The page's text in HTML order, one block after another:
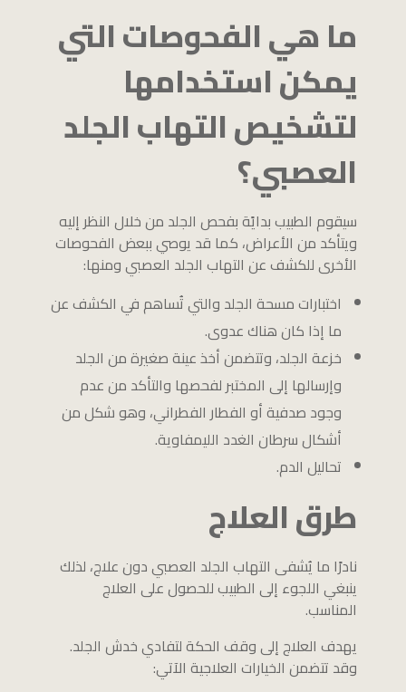
ما هي الفحوصات التي
يمكن استخدامها
لتشخيص التهاب الجلد
العصبي؟
سيقوم الطبيب بدايًة بفحص الجلد من خلال النظر إليه
ويتأكد من الأعراض، كما قد يوصي ببعض الفحوصات
الأخرى للكشف عن التهاب الجلد العصبي ومنها:
اختبارات مسحة الجلد والتي تُساهم في الكشف عن
ما إذا كان هناك عدوى.
خزعة الجلد، وتتضمن أخذ عينة صغيرة من الجلد
وإرسالها إلى المختبر لفحصها والتأكد من عدم
وجود صدفية أو الفطار الفطراني، وهو شكل من
أشكال سرطان الغدد الليمفاوية.
تحاليل الدم.
طرق العلاج
نادرًا ما يُشفى التهاب الجلد العصبي دون علاج، لذلك
ينبغي اللجوء إلى الطبيب للحصول على العلاج
المناسب.
يهدف العلاج إلى وقف الحكة لتفادي خدش الجلد.
وقد تتضمن الخيارات العلاجية الآتي: